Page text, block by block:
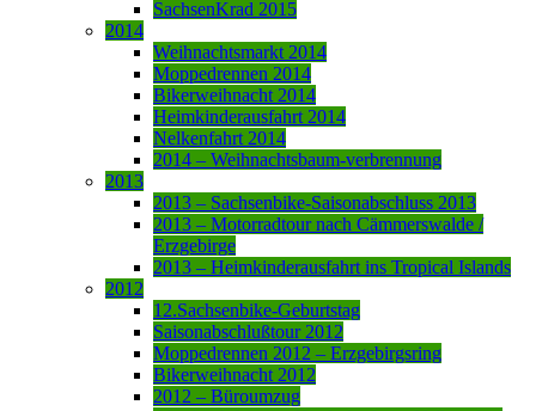
SachsenKrad 2015
2014
Weihnachtsmarkt 2014
Moppedrennen 2014
Bikerweihnacht 2014
Heimkinderausfahrt 2014
Nelkenfahrt 2014
2014 – Weihnachtsbaum-verbrennung
2013
2013 – Sachsenbike-Saisonabschluss 2013
2013 – Motorradtour nach Cämmerswalde /
Erzgebirge
2013 – Heimkinderausfahrt ins Tropical Islands
2012
12.Sachsenbike-Geburtstag
Saisonabschlußtour 2012
Moppedrennen 2012 – Erzgebirgsring
Bikerweihnacht 2012
2012 – Büroumzug